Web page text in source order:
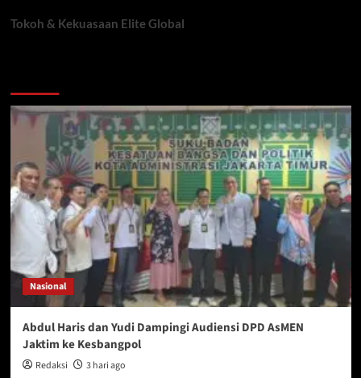
Tokoh & Kekuasaan Elite Global
Nasional
Abdul Haris dan Yudi Dampingi Audiensi DPD AsMEN
Jaktim ke Kesbangpol
Redaksi 3 hari ago